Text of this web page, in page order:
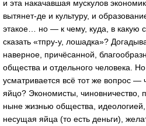
и эта накачавшая мускулов
вытянет-де и культуру, и
этакое… но — к чему, куда, в какую
сказать «тпру-у, лошадка»?
наверное, причёсанной,
общества и отдельного человека.
усматривается всё тот же вопрос —
яйцо? Экономисты, чиновничество,
ныне жизнью общества,
несущая яйца (то есть деньги),